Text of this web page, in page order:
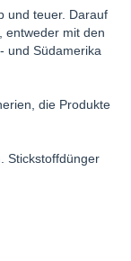
und teuer. Darauf
entweder mit den
und Südamerika
die Produkte
Stickstoffdünger